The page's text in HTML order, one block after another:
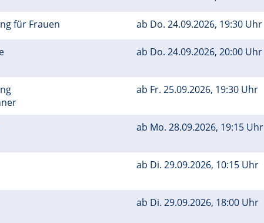
für Frauen ab Do. 24.09.2026, 19:30 Uhr
ab Do. 24.09.2026, 20:00 Uhr
ab Fr. 25.09.2026, 19:30 Uhr
ab Mo. 28.09.2026, 19:15 Uhr
ab Di. 29.09.2026, 10:15 Uhr
ab Di. 29.09.2026, 18:00 Uhr